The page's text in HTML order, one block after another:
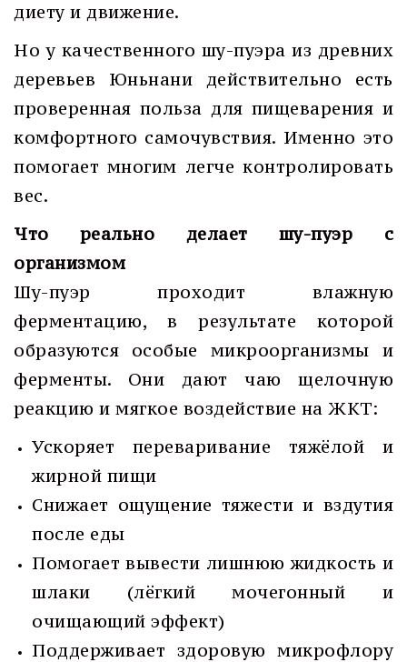
диету и движение.
Но у качественного шу-пуэра из древних
деревьев Юньнани действительно есть
проверенная польза для пищеварения и
комфортного самочувствия. Именно это
помогает многим легче контролировать
вес.
Что реально делает шу-пуэр с
организмом
Шу-пуэр проходит влажную
ферментацию, в результате которой
образуются особые микроорганизмы и
ферменты. Они дают чаю щелочную
реакцию и мягкое воздействие на ЖКТ:
Ускоряет переваривание тяжёлой и
жирной пищи
Снижает ощущение тяжести и вздутия
после еды
Помогает вывести лишнюю жидкость и
шлаки (лёгкий мочегонный и
очищающий эффект)
Поддерживает здоровую микрофлору